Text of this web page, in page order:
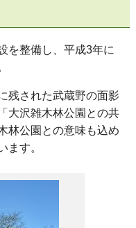
を整備し、平成3年に
残された武蔵野の面影
大沢雑木林公園との共
林公園との意味も込め
ます。